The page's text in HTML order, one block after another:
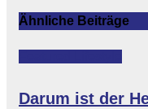
Ähnliche Beiträge
Darum ist der